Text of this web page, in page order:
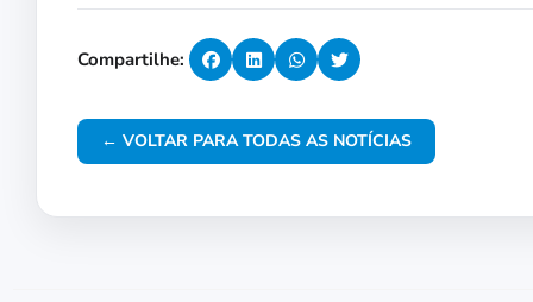
Compartilhe:
← VOLTAR PARA TODAS AS NOTÍCIAS